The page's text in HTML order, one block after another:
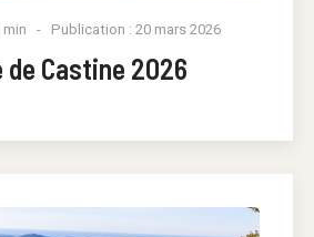
min Publication : 20 mars 2026
Castine 2026